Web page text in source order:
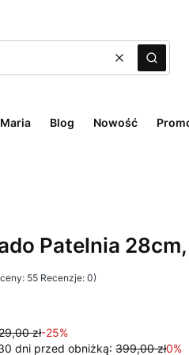
WyczyśćSzukaj
Blog Nowość
Patelnia
55 Recenzje: 0)
zł-25%
dni przed obniżką: 399,00 zł0%